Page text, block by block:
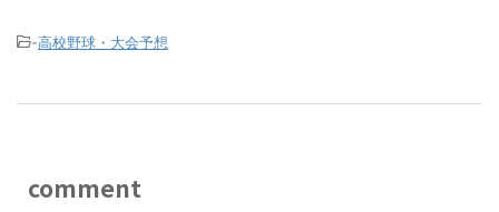
-高校野球・大会予想
comment